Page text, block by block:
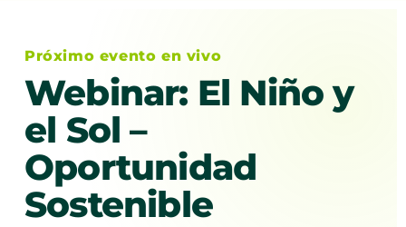
Próximo evento en vivo
Webinar: El Niño y
el Sol –
Oportunidad
Sostenible